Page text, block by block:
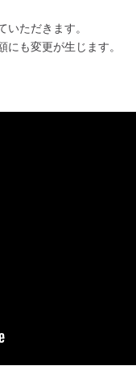
ただきます。
も変更が生じます。